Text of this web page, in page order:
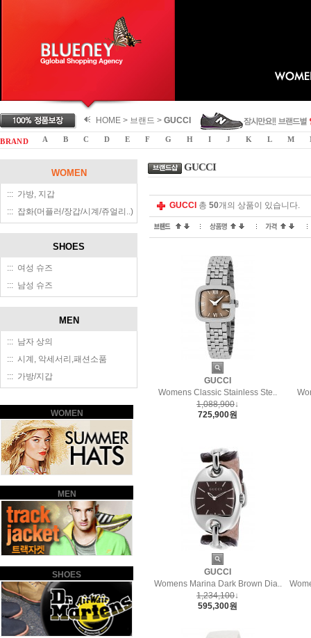
HOME > 브랜드 > GUCCI
B R A N D A B C D E F G H I J K L M
WOMEN
::: 가방, 지갑
::: 잡화(머플러/장갑/시계/쥬얼리..)
SHOES
::: 여성 슈즈
::: 남성 슈즈
MEN
::: 남자 상의
::: 시계, 악세서리,패션소품
::: 가방/지갑
WOMEN
MEN
SHOES
GUCCI
GUCCI 총 50개의 상품이 있습니다.
GUCCI
Womens Classic Stainless Ste..
1,088,900↓
725,900원
GUCCI
Womens Marina Dark Brown Dia..
1,234,100↓
595,300원